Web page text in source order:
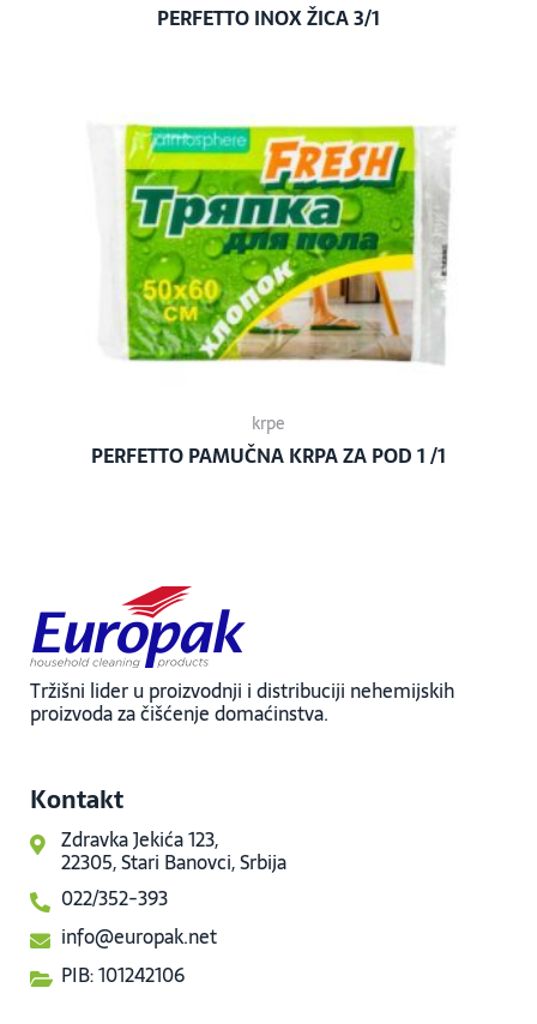
PERFETTO INOX ŽICA 3/1
krpe
PERFETTO PAMUČNA KRPA ZA POD 1 /1
Tržišni lider u proizvodnji i distribuciji nehemijskih
proizvoda za čišćenje domaćinstva.
Kontakt
Zdravka Jekića 123,
22305, Stari Banovci, Srbija
022/352-393
info@europak.net
PIB: 101242106